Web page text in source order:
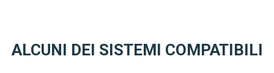
ALCUNI DEI SISTEMI COMPATIBILI